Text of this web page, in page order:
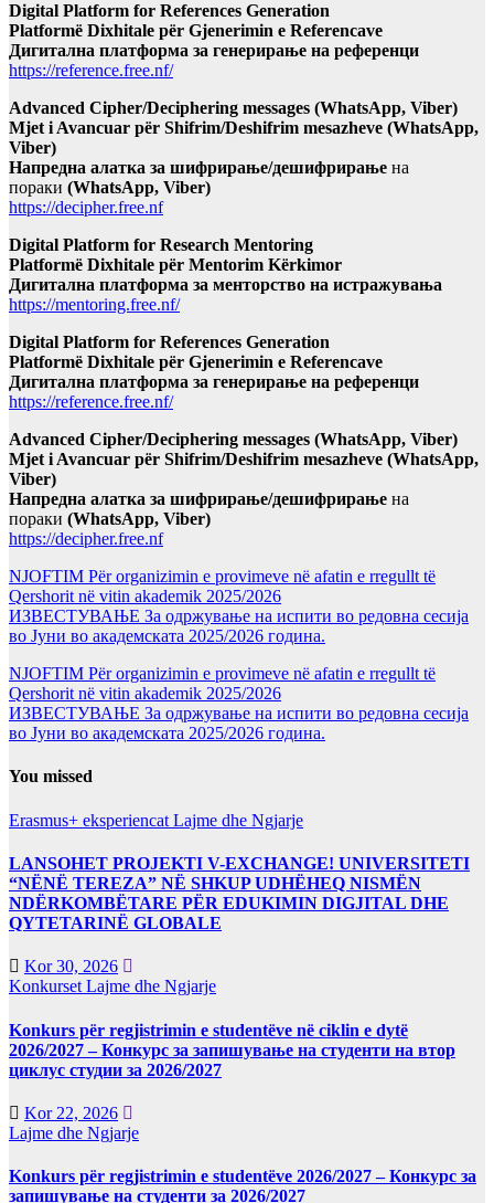
Digital Platform for References Generation
Platformë Dixhitale për Gjenerimin e Referencave
Дигитална платформа за генерирање на референци
https://reference.free.nf/
Advanced Cipher/Deciphering messages (WhatsApp, Viber)
Mjet i Avancuar për Shifrim/Deshifrim mesazheve (WhatsApp,
Viber)
Напредна алатка за шифрирање/дешифрирање на
пораки (WhatsApp, Viber)
https://decipher.free.nf
Digital Platform for Research Mentoring
Platformë Dixhitale për Mentorim Kërkimor
Дигитална платформа за менторство на истражувања
https://mentoring.free.nf/
Digital Platform for References Generation
Platformë Dixhitale për Gjenerimin e Referencave
Дигитална платформа за генерирање на референци
https://reference.free.nf/
Advanced Cipher/Deciphering messages (WhatsApp, Viber)
Mjet i Avancuar për Shifrim/Deshifrim mesazheve (WhatsApp,
Viber)
Напредна алатка за шифрирање/дешифрирање на
пораки (WhatsApp, Viber)
https://decipher.free.nf
NJOFTIM Për organizimin e provimeve në afatin e rregullt të
Qershorit në vitin akademik 2025/2026
ИЗВЕСТУВАЊЕ За одржување на испити во редовна сесија
во Јуни во академската 2025/2026 година.
NJOFTIM Për organizimin e provimeve në afatin e rregullt të
Qershorit në vitin akademik 2025/2026
ИЗВЕСТУВАЊЕ За одржување на испити во редовна сесија
во Јуни во академската 2025/2026 година.
You missed
Erasmus+ eksperiencat Lajme dhe Ngjarje
LANSOHET PROJEKTI V-EXCHANGE! UNIVERSITETI
“NËNË TEREZA” NË SHKUP UDHËHEQ NISMËN
NDËRKOMBËTARE PËR EDUKIMIN DIGJITAL DHE
QYTETARINË GLOBALE
Kor 30, 2026
Konkurset Lajme dhe Ngjarje
Konkurs për regjistrimin e studentëve në ciklin e dytë
2026/2027 – Конкурс за запишување на студенти на втор
циклус студии за 2026/2027
Kor 22, 2026
Lajme dhe Ngjarje
Konkurs për regjistrimin e studentëve 2026/2027 – Конкурс за
запишување на студенти за 2026/2027